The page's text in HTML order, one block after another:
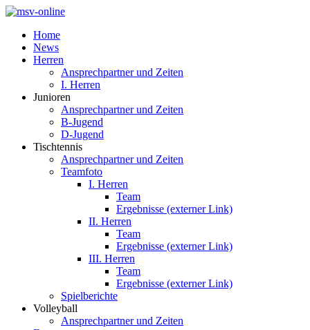
Home
News
Herren
Ansprechpartner und Zeiten
I. Herren
Junioren
Ansprechpartner und Zeiten
B-Jugend
D-Jugend
Tischtennis
Ansprechpartner und Zeiten
Teamfoto
I. Herren
Team
Ergebnisse (externer Link)
II. Herren
Team
Ergebnisse (externer Link)
III. Herren
Team
Ergebnisse (externer Link)
Spielberichte
Volleyball
Ansprechpartner und Zeiten